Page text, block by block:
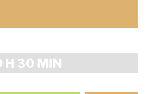
H 30 MIN